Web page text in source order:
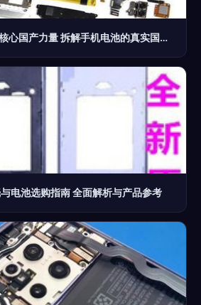
国产手机崛起背后的核心国产力量 拆解手机电池的真实国产化之路
电池选购指南 全面解析与产品参考